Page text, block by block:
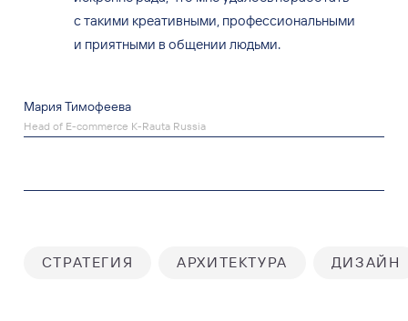
с такими креативными, профессиональными
и приятными в общении людьми.
Мария Тимофеева
Head of E-commerce K-Rauta Russia
СТРАТЕГИЯ АРХИТЕКТУРА ДИЗАЙН